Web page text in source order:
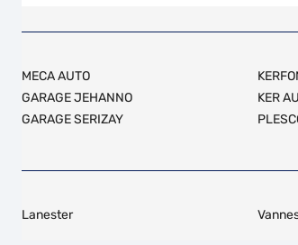
MECA AUTO
GARAGE JEHANNO
GARAGE SERIZAY
KER
Lanester